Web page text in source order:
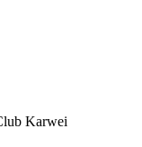
Karwei